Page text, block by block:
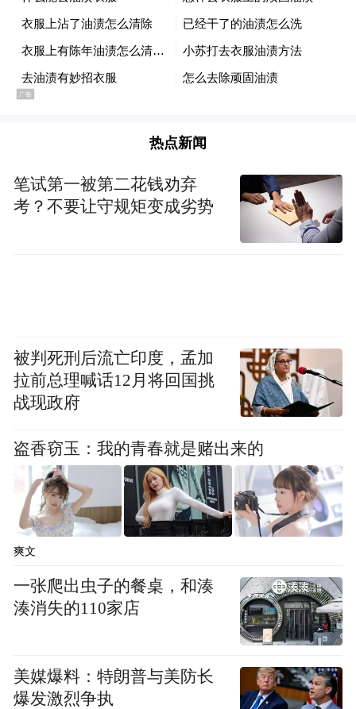
热点新闻
笔试第一被第二花钱劝弃
考？不要让守规矩变成劣势
被判死刑后流亡印度，孟加
拉前总理喊话12月将回国挑
战现政府
盗香窃玉：我的青春就是赌出来的
爽文
一张爬出虫子的餐桌，和湊
湊消失的110家店
美媒爆料：特朗普与美防长
爆发激烈争执